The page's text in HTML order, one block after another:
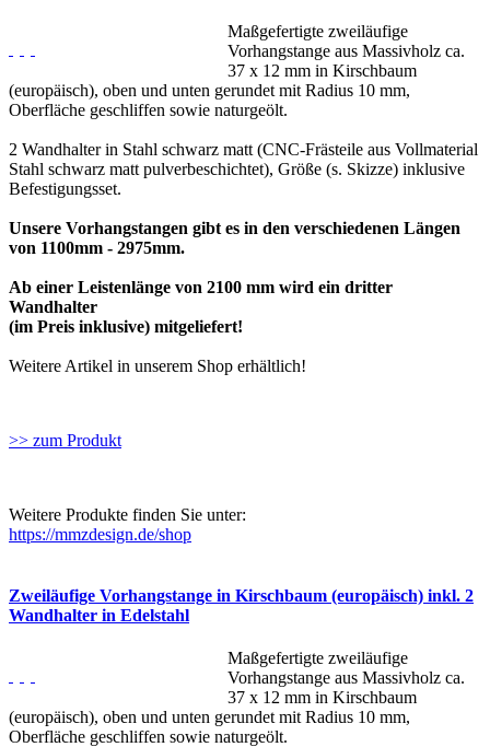
Maßgefertigte zweiläufige
Vorhangstange aus Massivholz ca.
37 x 12 mm in Kirschbaum
(europäisch), oben und unten gerundet mit Radius 10 mm,
Oberfläche geschliffen sowie naturgeölt.
2 Wandhalter in Stahl schwarz matt (CNC-Frästeile aus Vollmaterial
Stahl schwarz matt pulverbeschichtet), Größe (s. Skizze) inklusive
Befestigungsset.
Unsere Vorhangstangen gibt es in den verschiedenen Längen
von 1100mm - 2975mm.
Ab einer Leistenlänge von 2100 mm wird ein dritter
Wandhalter
(im Preis inklusive) mitgeliefert!
Weitere Artikel in unserem Shop erhältlich!
>> zum Produkt
Weitere Produkte finden Sie unter:
https://mmzdesign.de/shop
Zweiläufige Vorhangstange in Kirschbaum (europäisch) inkl. 2
Wandhalter in Edelstahl
Maßgefertigte zweiläufige
Vorhangstange aus Massivholz ca.
37 x 12 mm in Kirschbaum
(europäisch), oben und unten gerundet mit Radius 10 mm,
Oberfläche geschliffen sowie naturgeölt.